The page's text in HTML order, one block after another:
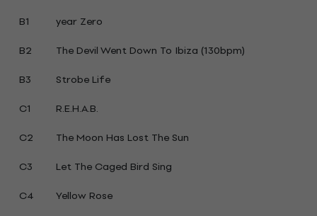
B1
year Zero
B2
The Devil Went Down To Ibiza (130bpm)
B3
Strobe Life
C1
R.E.H.A.B.
C2
The Moon Has Lost The Sun
C3
Let The Caged Bird Sing
C4
Yellow Rose